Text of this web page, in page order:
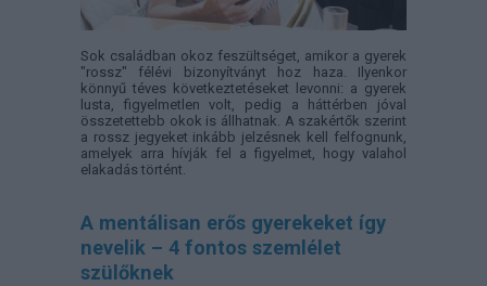
Sok családban okoz feszültséget, amikor a gyerek
"rossz" félévi bizonyítványt hoz haza. Ilyenkor
könnyű téves következtetéseket levonni: a gyerek
lusta, figyelmetlen volt, pedig a háttérben jóval
összetettebb okok is állhatnak. A szakértők szerint
a rossz jegyeket inkább jelzésnek kell felfognunk,
amelyek arra hívják fel a figyelmet, hogy valahol
elakadás történt.
A mentálisan erős gyerekeket így
nevelik – 4 fontos szemlélet
szülőknek